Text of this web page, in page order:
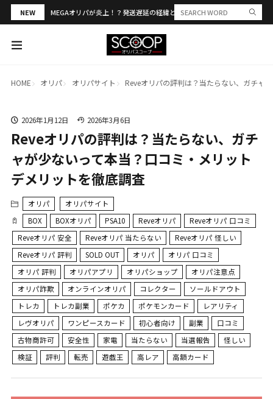
NEW MEGAオリパが炎上！？発送遅延の経緯と評判・当選報告を解説
HOME オリパ オリパサイト Reveオリパの評判は？当たらない、ガチャ
2026年1月12日 2026年3月6日
Reveオリパの評判は？当たらない、ガチ
ャが少ないって本当？口コミ・メリット
デメリットを徹底調査
オリパ
オリパサイト
BOX
BOXオリパ PSA10 Reveオリパ
Reveオリパ 口コミ
Reveオリパ 安全
Reveオリパ 当たらない
Reveオリパ 怪しい
Reveオリパ 評判
SOLD OUT オリパ
オリパ 口コミ
オリパ 評判
オリパアプリ オリパショップ
オリパ注意点
オリパ詐欺
オンラインオリパ コレクター
ソールドアウト
トレカ
トレカ副業 ポケカ ポケモンカード
レアリティ
レヴオリパ
ワンピースカード 初心者向け 副業
口コミ
古物商許可
安全性 家電 当たらない 当選報告
怪しい
検証
評判 転売 遊戯王 高レア 高額カード